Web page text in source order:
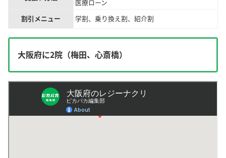
医療ローン
割引メニュー
学割、乗り換え割、紹介割
大阪府に2院（梅田、心斎橋）